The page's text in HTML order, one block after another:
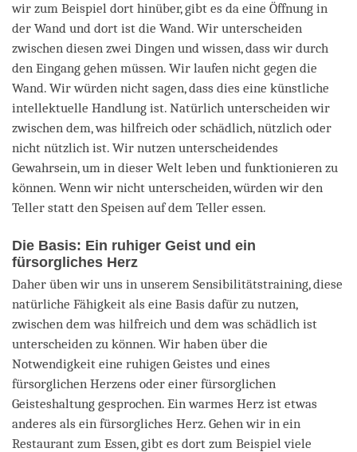
wir zum Beispiel dort hinüber, gibt es da eine Öffnung in
der Wand und dort ist die Wand. Wir unterscheiden
zwischen diesen zwei Dingen und wissen, dass wir durch
den Eingang gehen müssen. Wir laufen nicht gegen die
Wand. Wir würden nicht sagen, dass dies eine künstliche
intellektuelle Handlung ist. Natürlich unterscheiden wir
zwischen dem, was hilfreich oder schädlich, nützlich oder
nicht nützlich ist. Wir nutzen unterscheidendes
Gewahrsein, um in dieser Welt leben und funktionieren zu
können. Wenn wir nicht unterscheiden, würden wir den
Teller statt den Speisen auf dem Teller essen.
Die Basis: Ein ruhiger Geist und ein
fürsorgliches Herz
Daher üben wir uns in unserem Sensibilitätstraining, diese
natürliche Fähigkeit als eine Basis dafür zu nutzen,
zwischen dem was hilfreich und dem was schädlich ist
unterscheiden zu können. Wir haben über die
Notwendigkeit eine ruhigen Geistes und eines
fürsorglichen Herzens oder einer fürsorglichen
Geisteshaltung gesprochen. Ein warmes Herz ist etwas
anderes als ein fürsorgliches Herz. Gehen wir in ein
Restaurant zum Essen, gibt es dort zum Beispiel viele